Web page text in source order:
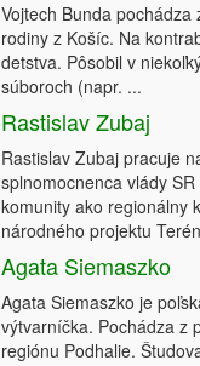
Vojtech Bunda pochádza
rodiny z Košíc. Na
detstva. Pôsobil v
súboroch (napr. ...
Rastislav Zubaj
Rastislav Zubaj pracuje
splnomocnenca vlády
komunity ako regionálny
národného projektu
Agata Siemaszko
Agata Siemaszko je
výtvarníčka. Pochádza z
regiónu Podhalie.